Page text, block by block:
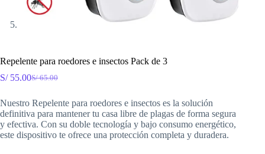
Repelente para roedores e insectos Pack de 3
S/65.00
El
original
era:
S/ 65.00.
S/55.00El
actual
es:
S/ 55.00.
Nuestro Repelente para roedores e insectos es la solución
definitiva para mantener tu casa libre de plagas de forma segura
y efectiva. Con su doble tecnología y bajo consumo energético,
este dispositivo te ofrece una protección completa y duradera.